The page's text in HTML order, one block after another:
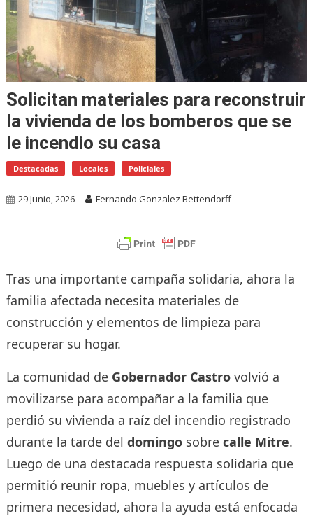
Solicitan materiales para reconstruir
la vivienda de los bomberos que se
le incendio su casa
Destacadas Locales Policiales
29 Junio, 2026 Fernando Gonzalez Bettendorff
Tras una importante campaña solidaria, ahora la
familia afectada necesita materiales de
construcción y elementos de limpieza para
recuperar su hogar.
La comunidad de Gobernador Castrovolvió a
movilizarse para acompañar a la familia que
perdió su vivienda a raíz del incendio registrado
durante la tarde del domingosobre calle Mitre.
Luego de una destacada respuesta solidaria que
permitió reunir ropa, muebles y artículos de
primera necesidad, ahora la ayuda está enfocada